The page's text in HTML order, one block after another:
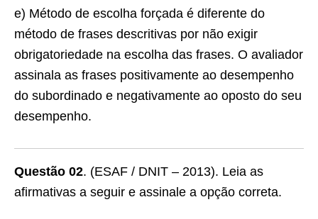
e) Método de escolha forçada é diferente do
método de frases descritivas por não exigir
obrigatoriedade na escolha das frases. O avaliador
assinala as frases positivamente ao desempenho
do subordinado e negativamente ao oposto do seu
desempenho.
Questão 02. (ESAF / DNIT – 2013). Leia as
afirmativas a seguir e assinale a opção correta.